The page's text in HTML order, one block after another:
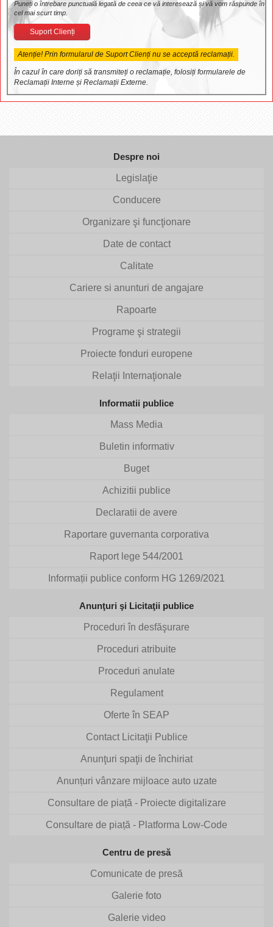
Puneți o întrebare punctuală legată de ceea ce vă interesează și vă vom răspunde în
cel mai scurt timp.
Suport Clienți
Atenție! Prin formularul de Suport Clienți nu se acceptă reclamații.
În cazul în care doriți să transmiteți o reclamație, folosiți formularele de
Reclamații Interne și Reclamații Externe.
Despre noi
Legislaţie
Conducere
Organizare şi funcţionare
Date de contact
Calitate
Cariere si anunturi de angajare
Rapoarte
Programe şi strategii
Proiecte fonduri europene
Relaţii Internaţionale
Informatii publice
Mass Media
Buletin informativ
Buget
Achizitii publice
Declaratii de avere
Raportare guvernanta corporativa
Raport lege 544/2001
Informații publice conform HG 1269/2021
Anunţuri şi Licitaţii publice
Proceduri în desfăşurare
Proceduri atribuite
Proceduri anulate
Regulament
Oferte în SEAP
Contact Licitaţii Publice
Anunţuri spaţii de închiriat
Anunțuri vânzare mijloace auto uzate
Consultare de piață - Proiecte digitalizare
Consultare de piață - Platforma Low-Code
Centru de presă
Comunicate de presă
Galerie foto
Galerie video